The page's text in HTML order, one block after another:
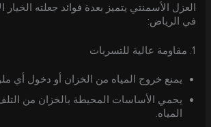
العزل الأسمنتي يتميز بعدة فوائد جعلته الخيار
في الرياض:
1. مقاومة عالية للتسربات
يمنع خروج المياه من الخزان أو دخول أي
يحمي الأساسات المحيطة بالخزان من
المياه.